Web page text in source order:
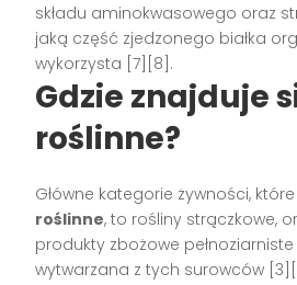
składu aminokwasowego oraz
jaką część zjedzonego białka
wykorzysta [7][8].
Gdzie znajduje
roślinne?
Główne kategorie żywności,
roślinne, to rośliny strączkowe,
produkty zbożowe
wytwarzana z tych surowców